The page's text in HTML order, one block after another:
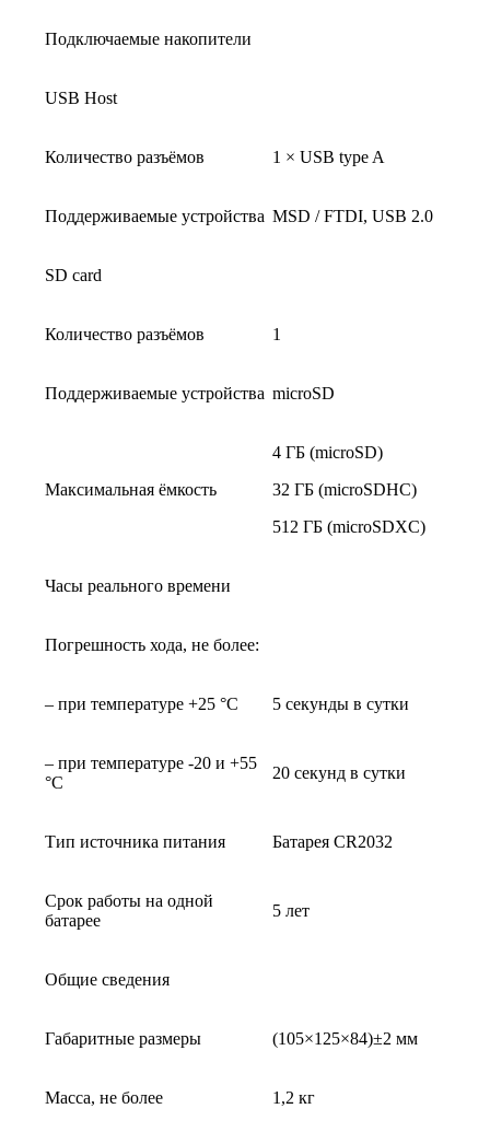
Подключаемые накопители
USB Host
Количество разъёмов 1 × USB type A
Поддерживаемые устройства MSD / FTDI, USB 2.0
SD card
Количество разъёмов 1
Поддерживаемые устройства microSD
Максимальная ёмкость
4 ГБ (microSD)
32 ГБ (microSDHC)
512 ГБ (microSDXC)
Часы реального времени
Погрешность хода, не более:
– при температуре +25 °С 5 секунды в сутки
– при температуре -20 и +55
°С
20 секунд в сутки
Тип источника питания Батарея CR2032
Срок работы на одной
батарее
5 лет
Общие сведения
Габаритные размеры (105×125×84)±2 мм
Масса, не более 1,2 кг